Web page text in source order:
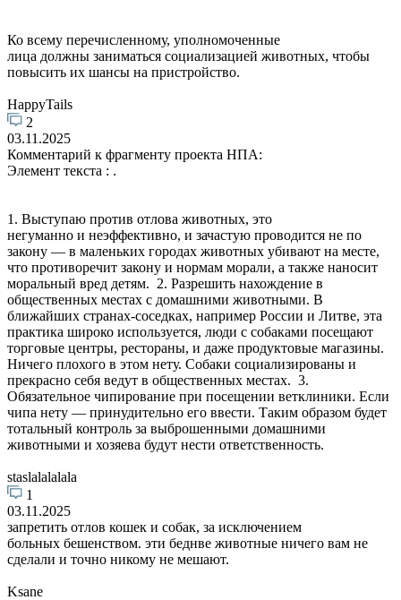
Ко всему перечисленному, уполномоченные
лица должны заниматься социализацией животных, чтобы
повысить их шансы на пристройство.
HappyTails
2
03.11.2025
Комментарий к фрагменту проекта НПА:
Элемент текста : .
1. Выступаю против отлова животных, это
негуманно и неэффективно, и зачастую проводится не по
закону — в маленьких городах животных убивают на месте,
что противоречит закону и нормам морали, а также наносит
моральный вред детям. 2. Разрешить нахождение в
общественных местах с домашними животными. В
ближайших странах-соседках, например России и Литве, эта
практика широко используется, люди с собаками посещают
торговые центры, рестораны, и даже продуктовые магазины.
Ничего плохого в этом нету. Собаки социализированы и
прекрасно себя ведут в общественных местах. 3.
Обязательное чипирование при посещении ветклиники. Если
чипа нету — принудительно его ввести. Таким образом будет
тотальный контроль за выброшенными домашними
животными и хозяева будут нести ответственность.
staslalalalala
1
03.11.2025
запретить отлов кошек и собак, за исключением
больных бешенством. эти беднве животные ничего вам не
сделали и точно никому не мешают.
Ksane